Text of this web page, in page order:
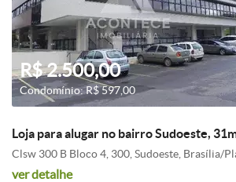
R$ 2.500,00
Condomínio: R$ 597,00
Loja para alugar no bairro Sudoeste,
Clsw 300 B Bloco 4, 300, Sudoeste, Brasília/
ver detalhe